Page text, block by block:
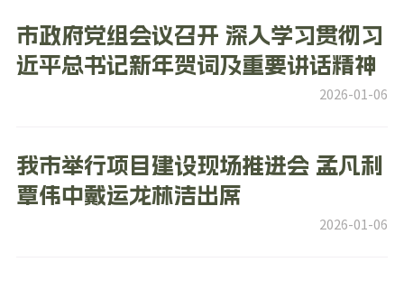
2026-01-06
市政府党组会议召开 深入学习贯彻习
近平总书记新年贺词及重要讲话精神
2026-01-06
我市举行项目建设现场推进会 孟凡利
覃伟中戴运龙林洁出席